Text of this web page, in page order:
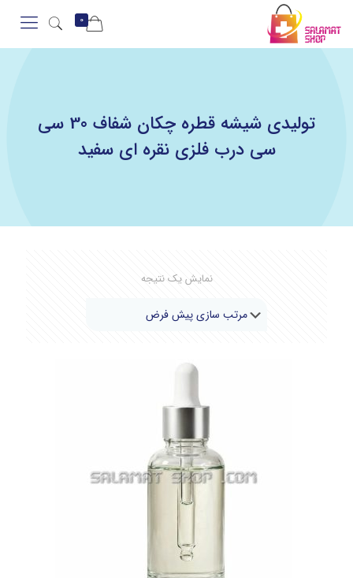
0
تولیدی شیشه قطره چکان شفاف 30 سی
سی درب فلزی نقره ای سفید
نمایش یک نتیجه